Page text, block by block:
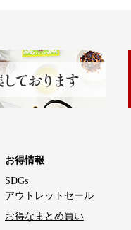
お得情報
SDGs
アウトレットセール
お得なまとめ買い